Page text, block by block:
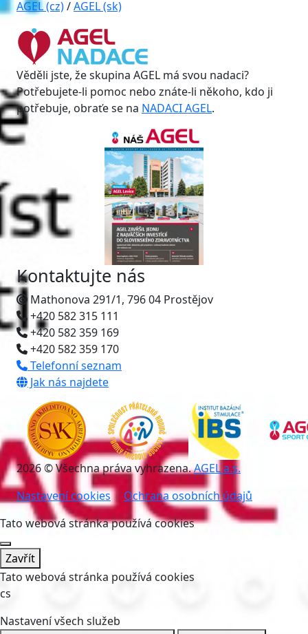
AGEL (cz)/AGEL (sk)
Věděli jste, že skupina AGEL má svou nadaci?
Potřebujete-li pomoc nebo znáte-li někoho, kdo ji
potřebuje, obraťe se na NADACI AGEL.
Kontaktujte nás
Mathonova 291/1, 796 04 Prostějov
+420 582 315 111
+420 582 359 169
+420 582 359 170
Telefonní seznam
Jak nás najdete
2026 © Všechna práva vyhrazena.AGEL a.s.
Nastavení cookies
Ochrana osobních údajů
Tato webová stránka používá cookies
Zavřít
Tato webová stránka používá cookies
cs
Nastavení všech služeb